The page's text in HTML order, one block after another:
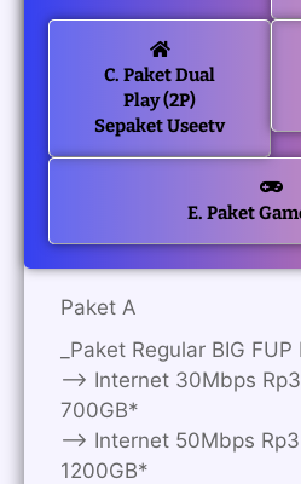
C. Paket Dual
Play (2P)
Sepaket Useetv
E. Paket
Paket A
_Paket Regular BIG FUP
—> Internet 30Mbps
700GB*
—> Internet 50Mbps
1200GB*